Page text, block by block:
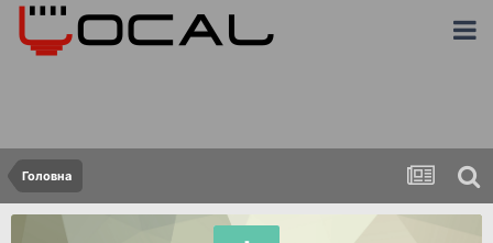
Головна